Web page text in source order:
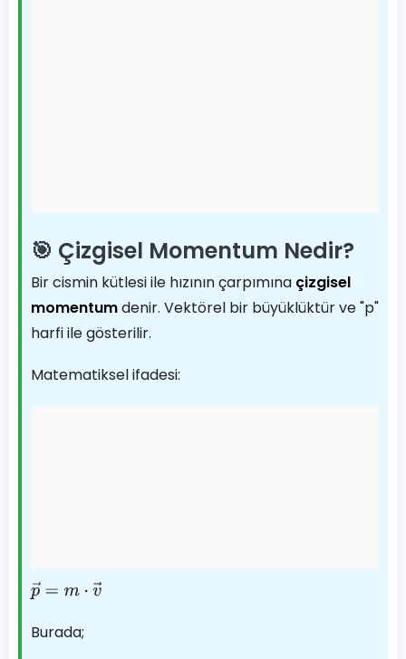
🎯 Çizgisel Momentum Nedir?
Bir cismin kütlesi ile hızının çarpımına çizgisel
momentumdenir. Vektörel bir büyüklüktür ve "p"
harfi ile gösterilir.
Matematiksel ifadesi:
p →=m v→
Burada;